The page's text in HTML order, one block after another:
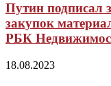
Путин подписал
закупок
РБК
18.08.2023